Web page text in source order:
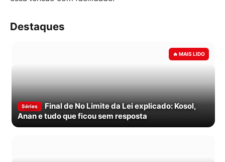
Destaques
Séries
Final de No Limite da Lei explicado: Kosol,
Anan e tudo que ficou sem resposta